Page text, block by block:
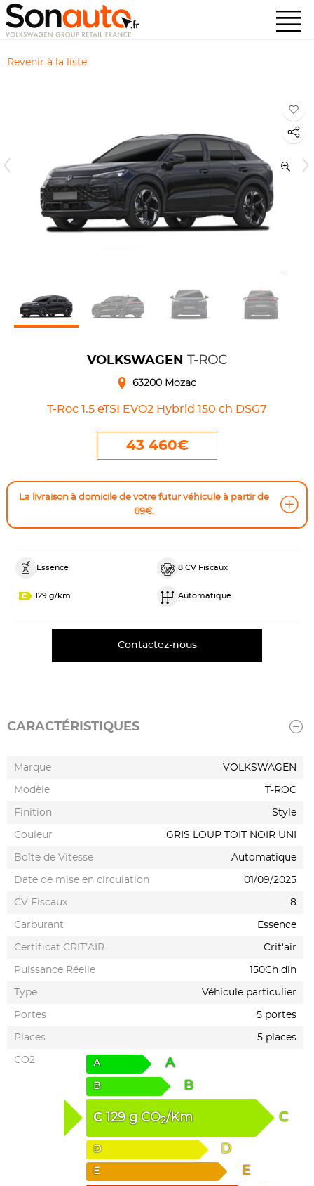
Revenir à la liste
VOLKSWAGEN T-ROC
T-Roc 1.5 eTSI EVO2 Hybrid 150 ch DSG7
63200 Mozac
Essence 8 CV Fiscaux
129 g/km Automatique
43 460€
Contactez-nous
La livraison à domicile de votre futur véhicule à partir de
69€.
CARACTÉRISTIQUES
Marque VOLKSWAGEN
Modèle T-ROC
Finition Style
Couleur GRIS LOUP TOIT NOIR UNI
Boîte de Vitesse Automatique
Date de mise en circulation 01/09/2025
CV Fiscaux 8
Carburant Essence
Certificat CRIT’AIR Crit'air
Puissance Réelle 150Ch din
Type Véhicule particulier
Portes 5 portes
Places 5 places
CO2 A A
B B
C 129 g CO2/Km C
D D
E E